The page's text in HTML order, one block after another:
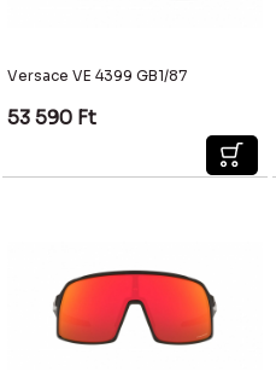
Versace VE 4399 GB1/87
53 590 Ft